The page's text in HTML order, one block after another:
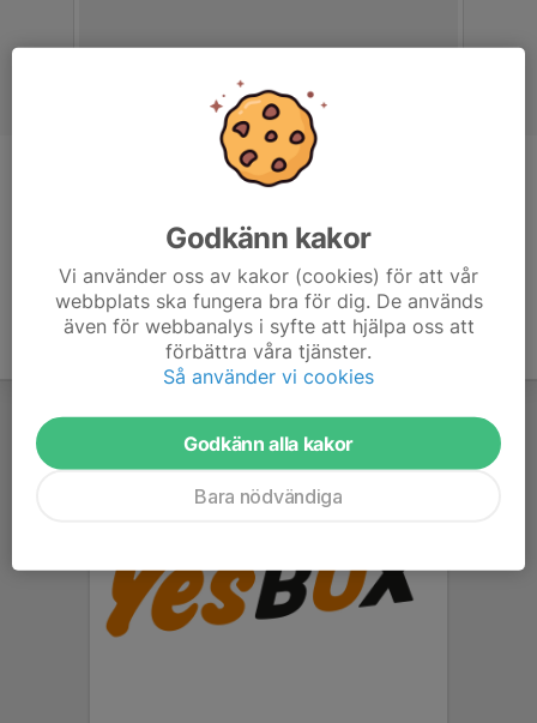
Ledare
Godkänn kakor
Vi använder oss av kakor (cookies) för att vår
webbplats ska fungera bra för dig. De används
även för webbanalys i syfte att hjälpa oss att
förbättra våra tjänster.
Så använder vi cookies
Godkänn alla kakor
Bara nödvändiga